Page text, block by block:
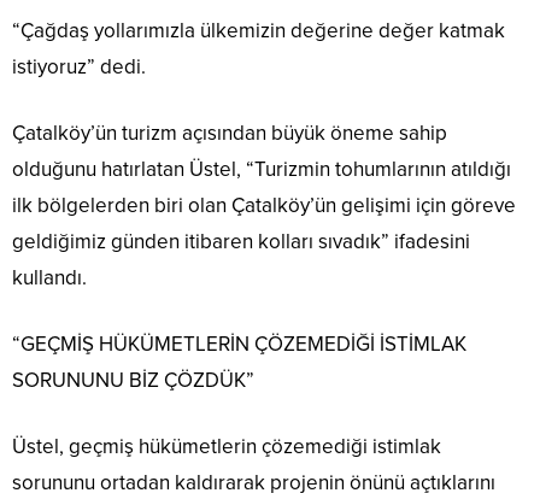
“Çağdaş yollarımızla ülkemizin değerine değer katmak
istiyoruz” dedi.
Çatalköy’ün turizm açısından büyük öneme sahip
olduğunu hatırlatan Üstel, “Turizmin tohumlarının atıldığı
ilk bölgelerden biri olan Çatalköy’ün gelişimi için göreve
geldiğimiz günden itibaren kolları sıvadık” ifadesini
kullandı.
“GEÇMİŞ HÜKÜMETLERİN ÇÖZEMEDİĞİ İSTİMLAK
SORUNUNU BİZ ÇÖZDÜK”
Üstel, geçmiş hükümetlerin çözemediği istimlak
sorununu ortadan kaldırarak projenin önünü açtıklarını